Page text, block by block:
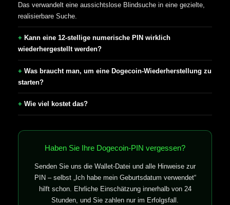
Das verwandelt eine aussichtslose Blindsuche in eine gezielte,
realisierbare Suche.
Kann eine 12-stellige numerische PIN wirklich
wiederhergestellt werden?
Was braucht man, um eine Dogecoin-Wiederherstellung zu
starten?
Wie viel kostet das?
Haben Sie Ihre Dogecoin-PIN vergessen?
Senden Sie uns die Wallet-Datei und alle Hinweise zur
PIN – selbst „Ich habe mein Geburtsdatum verwendet“
hilft schon. Ehrliche Einschätzung innerhalb von 24
Stunden, und Sie zahlen nur im Erfolgsfall.